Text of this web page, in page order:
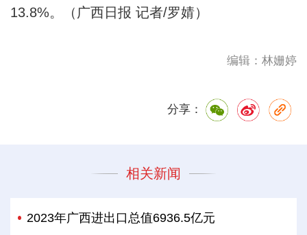
13.8%。（广西日报 记者/罗婧）
编辑：林姗婷
分享：
相关新闻
2023年广西进出口总值6936.5亿元